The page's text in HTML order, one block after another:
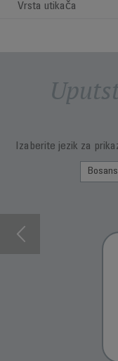
Vrsta utikača
Izaberite jezik za